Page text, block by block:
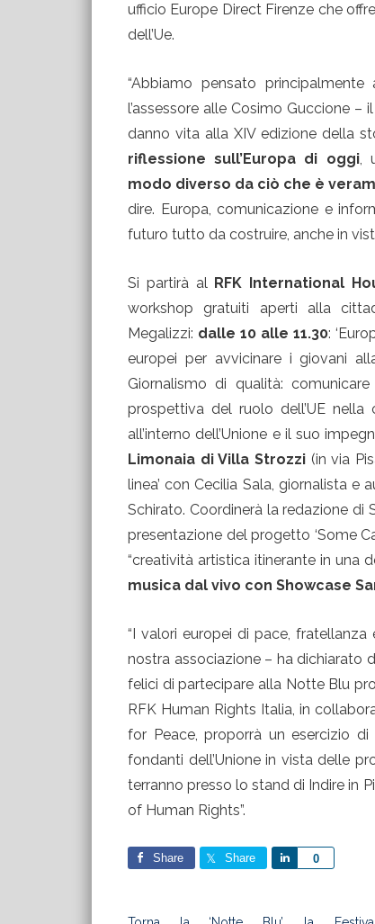
ufficio Europe Direct Firenze che
dell’Ue.
“Abbiamo pensato
l’assessore alle Cosimo Guccione
danno vita alla XIV edizione della
riflessione sull’Europa di oggi,
modo diverso da ciò che è
dire. Europa, comunicazione e
futuro tutto da costruire, anche in
Si partirà al RFK International
workshop gratuiti aperti alla
Megalizzi: dalle 10 alle 11.30:
europei per avvicinare i giovani
Giornalismo di qualità: comunicare
prospettiva del ruolo dell’UE nella
all’interno dell’Unione e il suo
Limonaia di Villa Strozzi(in via
linea’ con Cecilia Sala, giornalista
Schirato. Coordinerà la redazione
presentazione del progetto ‘Some
“creatività artistica itinerante in una
musica dal vivo con Showcase
“I valori europei di pace,
nostra associazione – ha dichiarato
felici di partecipare alla Notte Blu
RFK Human Rights Italia, in
for Peace, proporrà un esercizio
fondanti dell’Unione in vista delle
terranno presso lo stand di Indire in
of Human Rights”.
Share Share 0
Share